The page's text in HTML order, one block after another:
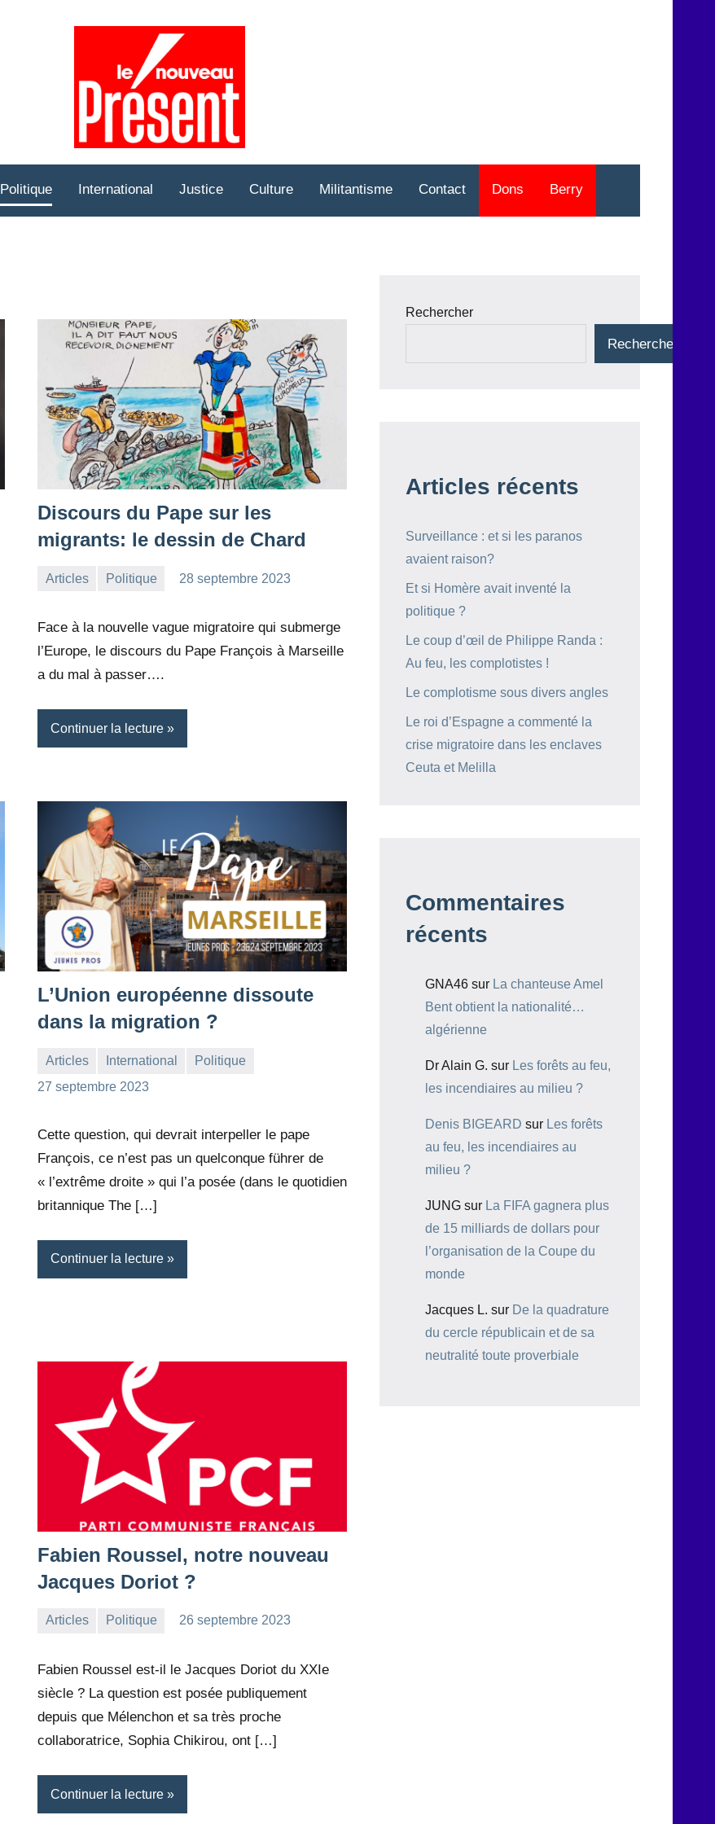
Politique International Justice Culture Militantisme Contact Dons Berry
Discours du Pape sur les
migrants: le dessin de Chard
Articles Politique
28 septembre 2023
Face à la nouvelle vague migratoire qui submerge
l’Europe, le discours du Pape François à Marseille
a du mal à passer….
Continuer la lecture
L’Union européenne dissoute
dans la migration ?
Articles International
Politique
27 septembre 2023
la
1
Cette question, qui devrait interpeller le pape
François, ce n’est pas un quelconque führer de
« l’extrême droite » qui l’a posée (dans le quotidien
britannique The […]
Continuer la lecture
Fabien Roussel, notre nouveau
Jacques Doriot ?
Articles Politique
26 septembre 2023
Fabien Roussel est-il le Jacques Doriot du XXIe
siècle ? La question est posée publiquement
depuis que Mélenchon et sa très proche
collaboratrice, Sophia Chikirou, ont […]
Continuer la lecture
Rechercher
Rechercher
Articles récents
Surveillance : et si les paranos
avaient raison?
Et si Homère avait inventé la
politique ?
Le coup d’œil de Philippe Randa :
Au feu, les complotistes !
Le complotisme sous divers angles
Le roi d’Espagne a commenté la
crise migratoire dans les enclaves
Ceuta et Melilla
Commentaires
récents
GNA46 sur La chanteuse Amel
Bent obtient la nationalité…
algérienne
Dr Alain G. sur Les forêts au feu,
les incendiaires au milieu ?
Denis BIGEARD sur Les forêts
au feu, les incendiaires au
milieu ?
JUNG sur La FIFA gagnera plus
de 15 milliards de dollars pour
l’organisation de la Coupe du
monde
Jacques L. sur De la quadrature
du cercle républicain et de sa
neutralité toute proverbiale